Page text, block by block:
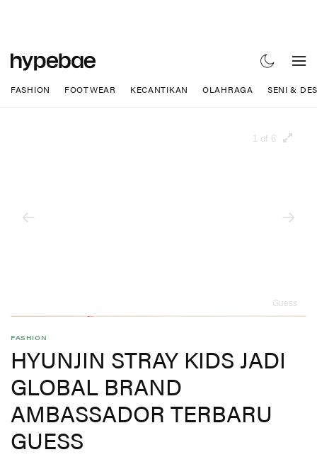
FASHION FOOTWEAR KECANTIKAN OLAHRAGA SENI &
1 of 6
Guess
FASHION
HYUNJIN STRAY KIDS JADI
GLOBAL BRAND
AMBASSADOR TERBARU
GUESS